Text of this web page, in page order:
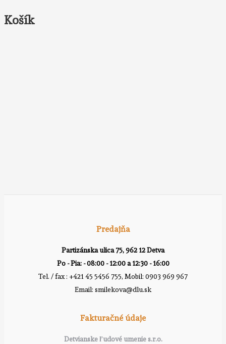
Košík
Predajňa
Partizánska ulica 75, 962 12 Detva
Po - Pia: - 08:00 - 12:00 a 12:30 - 16:00
Tel. / fax : +421 45 5456 755, Mobil: 0903 969 967
Email: smilekova@dlu.sk
Fakturačné údaje
Detvianske ľudové umenie s.r.o.